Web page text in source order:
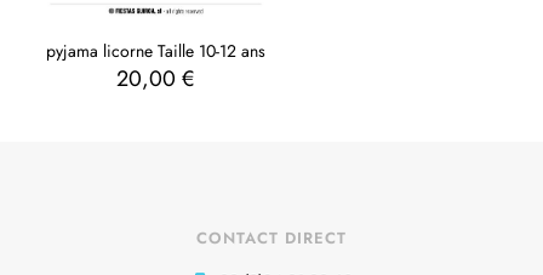
pyjama licorne Taille 10-12 ans
20,00€
CONTACT DIRECT